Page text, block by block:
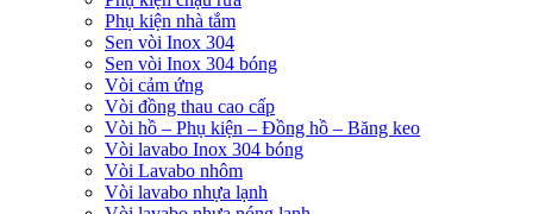
Phụ kiện nhà tắm
Sen vòi Inox 304
Sen vòi Inox 304 bóng
Vòi cảm ứng
Vòi đồng thau cao cấp
Vòi hồ – Phụ kiện – Đồng hồ – Băng keo
Vòi lavabo Inox 304 bóng
Vòi Lavabo nhôm
Vòi lavabo nhựa lạnh